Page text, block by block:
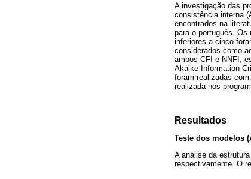
A investigação das
consistência interna
encontrados na
para o português. Os
inferiores a cinco
considerados como
ambos CFI e NNFI,
Akaike Information
foram realizadas
realizada nos
Resultados
Teste dos modelos
A análise da
respectivamente. O